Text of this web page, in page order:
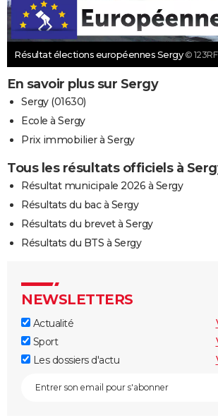
Résultat élections européennes Sergy ©
En savoir plus sur Sergy
Sergy (01630)
Ecole à Sergy
Prix immobilier à Sergy
Tous les résultats officiels à
Résultat municipale 2026 à Sergy
Résultats du bac à Sergy
Résultats du brevet à Sergy
Résultats du BTS à Sergy
NEWSLETTERS
Actualité
Sport
Les dossiers d'actu